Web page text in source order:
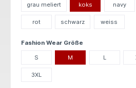
grau meliert koks navy
rot schwarz weiss
Fashion Wear Größe
S M L
3XL